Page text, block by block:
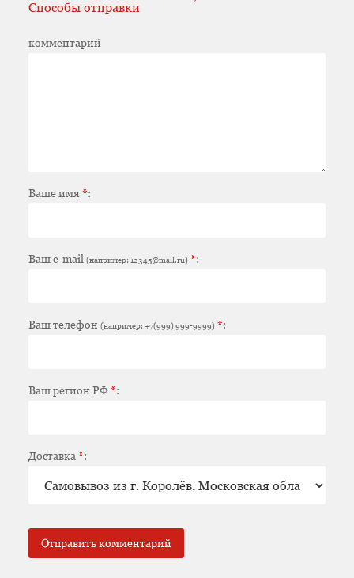
Способы отправки
комментарий
Ваше имя*:
Ваш e-mail (например: 12345@mail.ru) *:
Ваш телефон (например: +7(999) 999-9999) *:
Ваш регион РФ*:
Доставка *: